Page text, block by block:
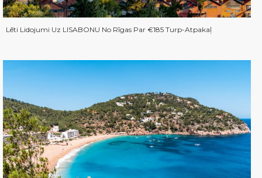
Lēti Lidojumi Uz LISABONU No Rīgas Par €185 Turp-Atpakaļ